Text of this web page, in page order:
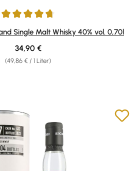
von 4.65 von 5 Sternen
Single Malt Whisky 40% vol. 0,70l
(49,86 € / 1 Liter)
Regulärer Preis:
34,90 €